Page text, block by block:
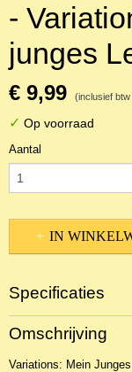
-
junges
€ 9,99 (inclusief btw
✓ Op voorraad
Aantal
IN
Specificaties
Productcode
NBLNOr-228
EAN code
Omschrijving
Variations: Mein